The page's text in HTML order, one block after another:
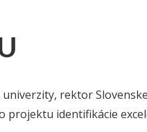
rektor
projektu identifikácie